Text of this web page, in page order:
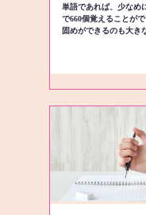
単語であれば、少なめ
で660個覚えることが
固めができるのも大き